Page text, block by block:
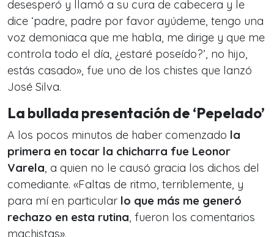
desesperó y llamó a su cura de cabecera y le
dice ‘padre, padre por favor ayúdeme, tengo una
voz demoniaca que me habla, me dirige y que me
controla todo el día, ¿estaré poseído?’, no hijo,
estás casado», fue uno de los chistes que lanzó
José Silva.
La bullada presentación de ‘Pepelado’
A los pocos minutos de haber comenzado la
primera en tocar la chicharra fue Leonor
Varela, a quien no le causó gracia los dichos del
comediante. «Faltas de ritmo, terriblemente, y
para mí en particular lo que más me generó
rechazo en esta rutina, fueron los comentarios
machistas».